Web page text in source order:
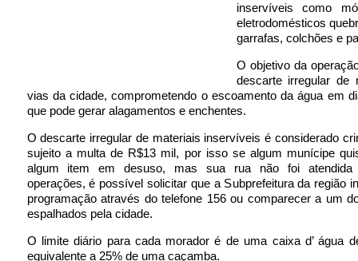
inservíveis como
eletrodomésticos
garrafas, colchões e
O objetivo da
descarte irregular de
vias da cidade, comprometendo o escoamento da água em
que pode gerar alagamentos e enchentes.
O descarte irregular de materiais inservíveis é considerado
sujeito a multa de R$13 mil, por isso se algum munícipe
algum item em desuso, mas sua rua não foi atendida
operações, é possível solicitar que a Subprefeitura da região
programação através do telefone 156 ou comparecer a um
espalhados pela cidade.
O limite diário para cada morador é de uma caixa d’ água
equivalente a 25% de uma caçamba.